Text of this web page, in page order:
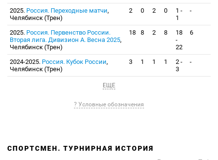
2025. Россия. Переходные матчи,
Челябинск (Трен)
2 0 2 0
1 -
1
-
2025. Россия. Первенство России.
Вторая лига. Дивизион А. Весна 2025,
Челябинск (Трен)
18 8 2 8
18
-
22
6
2024-2025. Россия. Кубок России,
Челябинск (Трен)
3 1 1 1
2 -
3
-
ЕЩЕ
? Условные обозначения
СПОРТСМЕН. ТУРНИРНАЯ ИСТОРИЯ